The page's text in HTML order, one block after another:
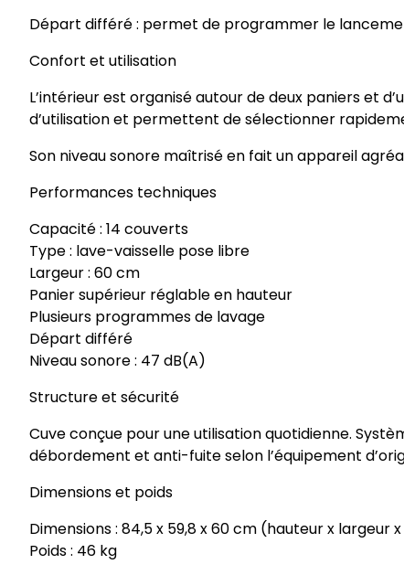
Départ différé : permet de programmer le
Confort et utilisation
L’intérieur est organisé autour de deux paniers et
d’utilisation et permettent de sélectionner
Son niveau sonore maîtrisé en fait un appareil
Performances techniques
Capacité : 14 couverts
Type : lave-vaisselle pose libre
Largeur : 60 cm
Panier supérieur réglable en hauteur
Plusieurs programmes de lavage
Départ différé
Niveau sonore : 47 dB(A)
Structure et sécurité
Cuve conçue pour une utilisation quotidienne.
débordement et anti-fuite selon l’équipement
Dimensions et poids
Dimensions : 84,5 x 59,8 x 60 cm (hauteur x largeur
Poids : 46 kg